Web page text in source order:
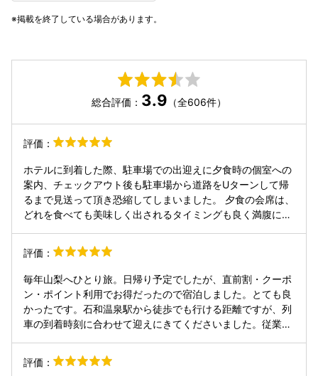
掲載を終了している場合があります。
総合評価： 3.9 （全606件）
評価：
ホテルに到着した際、駐車場での出迎えに夕食時の個室への
案内、チェックアウト後も駐車場から道路をUターンして帰
るまで見送って頂き恐縮してしまいました。 夕食の会席は、
どれを食べても美味しく出されるタイミングも良く満腹にな
べれました。 ワイン風呂には入りませんでしたが、源泉かけ
流しの露天温泉でくつろぎ、ぐっすり寝た翌朝は前日の霧雨
が止み富士山が目の前に見えて最高でした。 山梨県までは距
離があり、行く機会が有りませんでしたが、信玄餅の工場や
フルーツパークに善光寺等の観光場所も近く、色々見て周る
事が出来ましたので、初めての山梨県はホテル八田に泊まっ
評価：
毎年山梨へひとり旅。日帰り予定でしたが、直前割・クーポ
ン・ポイント利用でお得だったので宿泊しました。とても良
かったです。石和温泉駅から徒歩でも行ける距離ですが、列
車の到着時刻に合わせて迎えにきてくださいました。従業員
夕食メニューは、前菜、お造り、富士山麓牛、ほうとう鍋、
天ぷら等、一通り、山梨米も含めてすべて美味しいです。器
評価：